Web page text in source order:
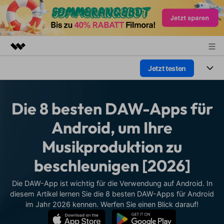
Dienstprogramme
Überblick
Presseraum
Support
Jetzt testen
Plattformen
Video/Foto
Text
Lösungen
Soziale Medien
Marketing & Business
Lifestyle & Spaß
Ressourcen
Video-Prompts Meisterkurs
Hilfe-Center
Erste Schritte
Die 8 besten DAW-Apps für
Android, um Ihre
Musikproduktion zu
beschleunigen [2026]
Die DAW-App ist wichtig für die Verwendung auf Android. In
diesem Artikel lernen Sie die 8 besten DAW-Apps für Android
im Jahr 2026 kennen. Werfen Sie einen Blick darauf!